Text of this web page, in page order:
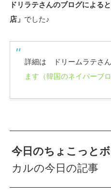
ドリラテさんのブログによる
店」 でした♪
詳細は ドリームラテさ
ます（韓国のネイバーブ
今日のちょこっとボ
カルの今日の記事